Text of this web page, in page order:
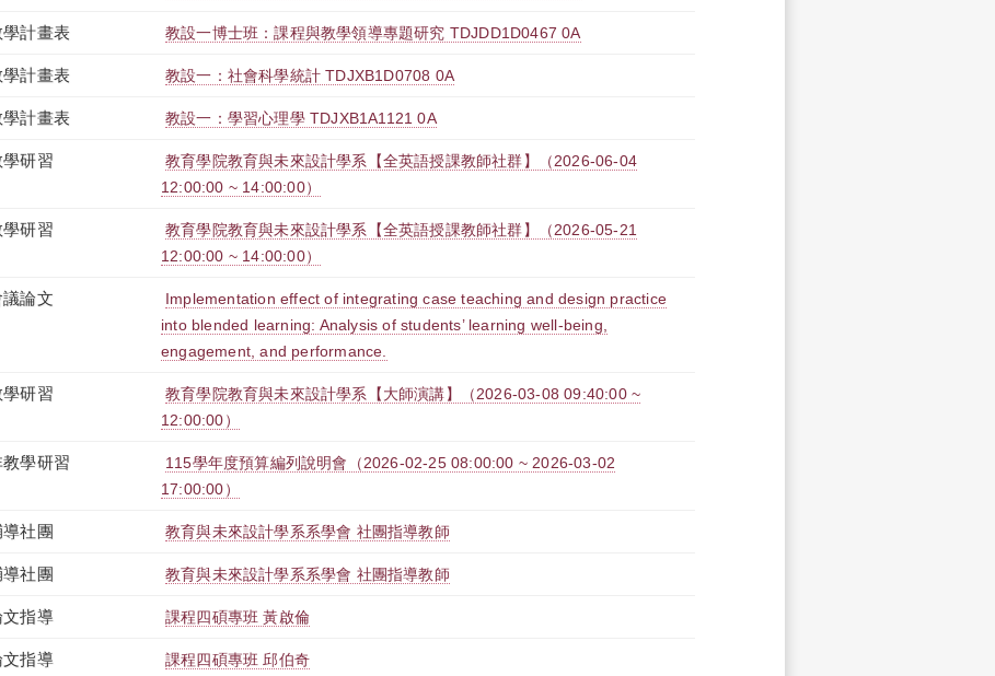
學計畫表 教設一博士班：課程與教學領導專題研究 TDJDD1D0467 0A
學計畫表 教設一：社會科學統計 TDJXB1D0708 0A
學計畫表 教設一：學習心理學 TDJXB1A1121 0A
學研習
教育學院教育與未來設計學系【全英語授課教師社群】（2026-06-04
12:00:00 ~ 14:00:00）
學研習
教育學院教育與未來設計學系【全英語授課教師社群】（2026-05-21
12:00:00 ~ 14:00:00）
議論文
Implementation effect of integrating case teaching and design practice
into blended learning: Analysis of students’ learning well-being,
engagement, and performance.
學研習
教育學院教育與未來設計學系【大師演講】（2026-03-08 09:40:00 ~
12:00:00）
教學研習
115學年度預算編列說明會（2026-02-25 08:00:00 ~ 2026-03-02
17:00:00）
導社團 教育與未來設計學系系學會 社團指導教師
導社團 教育與未來設計學系系學會 社團指導教師
文指導 課程四碩專班 黃啟倫
文指導 課程四碩專班 邱伯奇